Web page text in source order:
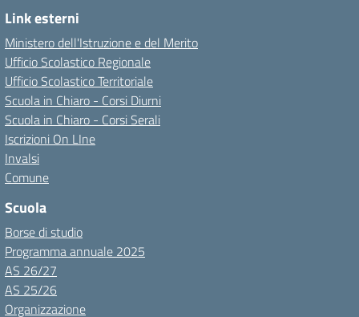
Link esterni
Ministero dell'Istruzione e del Merito
Ufficio Scolastico Regionale
Ufficio Scolastico Territoriale
Scuola in Chiaro - Corsi Diurni
Scuola in Chiaro - Corsi Serali
Iscrizioni On LIne
Invalsi
Comune
Scuola
Borse di studio
Programma annuale 2025
AS 26/27
AS 25/26
Organizzazione